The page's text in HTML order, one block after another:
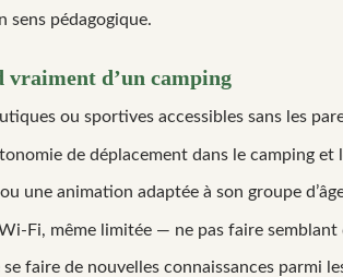
sens pédagogique.
vraiment d’un camping
ou sportives accessibles sans les
de déplacement dans le camping et
une animation adaptée à son groupe
Fi, même limitée — ne pas faire semblant
se faire de nouvelles connaissances parmi